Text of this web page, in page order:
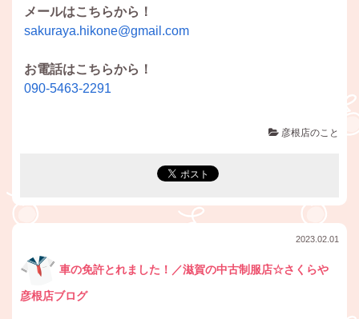
メールはこちらから！
sakuraya.hikone@gmail.com
お電話はこちらから！
090-5463-2291
彦根店のこと
2023.02.01
車の免許とれました！／滋賀の中古制服店☆さくらや
彦根店ブログ